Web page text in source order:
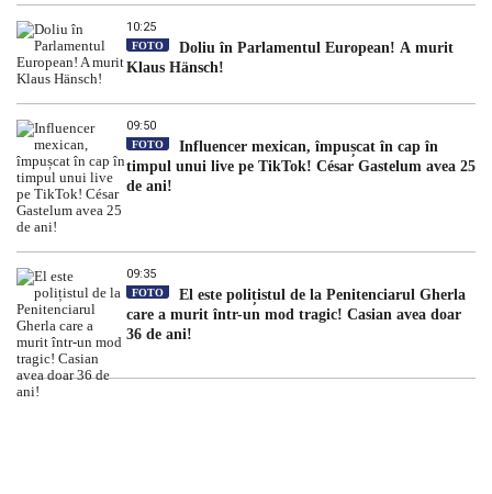
10:25
FOTO
Doliu în Parlamentul European! A murit
Klaus Hänsch!
09:50
FOTO
Influencer mexican, împușcat în cap în
timpul unui live pe TikTok! César Gastelum avea 25
de ani!
09:35
FOTO
El este polițistul de la Penitenciarul Gherla
care a murit într-un mod tragic! Casian avea doar
36 de ani!